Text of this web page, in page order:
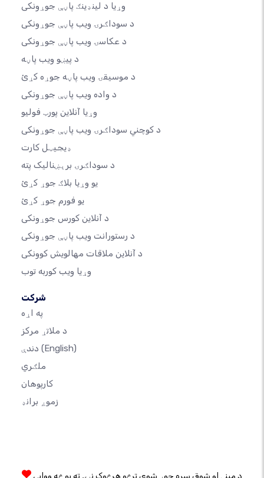
وړیا د لینډینګ پاڼې جوړونکی
د سوداګرۍ ویب پاڼې جوړونکی
د عکاسۍ ویب پاڼې جوړونکی
د پیښو ویب پاڼه
د موسیقۍ ویب پاڼه جوړه کړئ
د واده ویب پاڼې جوړونکی
وړیا آنلاین پورټ فولیو
د کوچني سوداګرۍ ویب پاڼې جوړونکی
ډیجیټل کارت
د سوداګرۍ برېښنالیک پته
یو وړیا بلاګ جوړ کړئ
یو فورم جوړ کړئ
د آنلاین کورس جوړونکی
د رستورانت ویب پاڼې جوړونکی
د آنلاین ملاقات مهالویش کوونکی
وړیا ویب کوربه توب
شرکت
په اړه
د ملاتړ مرکز
(English)
ملګري
کارپوهان
زموږ برانډ
د مینې او شوق سره جوړ شوی ترڅو هرڅوک نړۍ ته یو څه ووایی